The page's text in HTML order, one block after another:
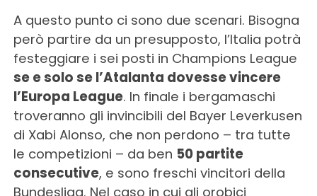
A questo punto ci sono due scenari. Bisogna
però partire da un presupposto, l’Italia potrà
festeggiare i sei posti in Champions League
se e solo se l’Atalanta dovesse vincere
l’Europa League. In finale i bergamaschi
troveranno gli invincibili del Bayer Leverkusen
di Xabi Alonso, che non perdono – tra tutte
le competizioni – da ben 50 partite
consecutive, e sono freschi vincitori della
Bundesliga. Nel caso in cui gli orobici